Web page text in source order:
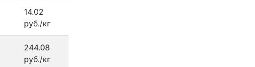
14.02
руб./кг
244.08
руб./кг